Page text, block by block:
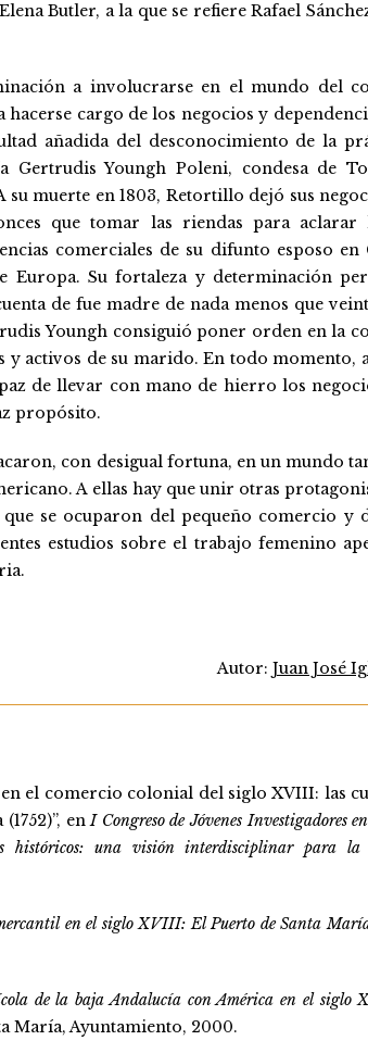
Butler, a la que se refiere Rafael
a involucrarse en el mundo del
cargo de los negocios y
añadida del desconocimiento de la
Youngh Poleni, condesa de
muerte en 1803, Retortillo dejó sus
que tomar las riendas para aclarar
comerciales de su difunto esposo en
Europa. Su fortaleza y determinación
de fue madre de nada menos que
Youngh consiguió poner orden en la
activos de su marido. En todo momento,
de llevar con mano de hierro los
propósito.
con desigual fortuna, en un mundo
A ellas hay que unir otras
se ocuparon del pequeño comercio y
estudios sobre el trabajo femenino
Autor: Juan José
el comercio colonial del siglo XVIII: las
enI Congreso de Jóvenes Investigadores
históricos: una visión interdisciplinar para
en el siglo XVIII: El Puerto de Santa
de la baja Andalucía con América en el siglo
María, Ayuntamiento, 2000.